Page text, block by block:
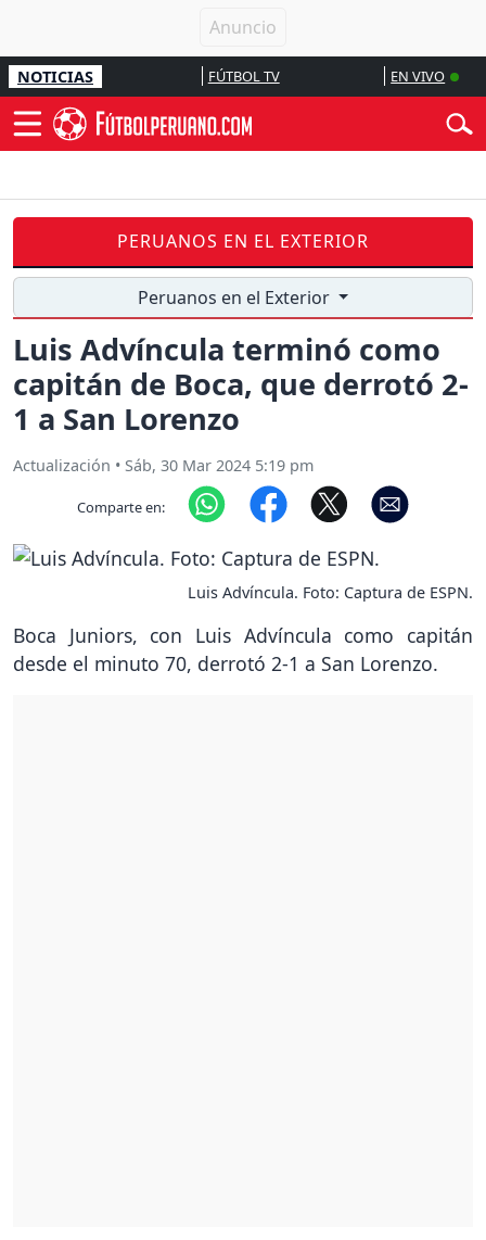
NOTICIAS FÚTBOL TV EN VIVO
PERUANOS EN EL EXTERIOR
Peruanos en el Exterior
Luis Advíncula terminó como
capitán de Boca, que derrotó 2-
1 a San Lorenzo
Actualización • Sáb, 30 Mar 2024 5:19 pm
Comparte en:
Luis Advíncula. Foto: Captura de ESPN.
Boca Juniors, con Luis Advíncula como capitán
desde el minuto 70, derrotó 2-1 a San Lorenzo.